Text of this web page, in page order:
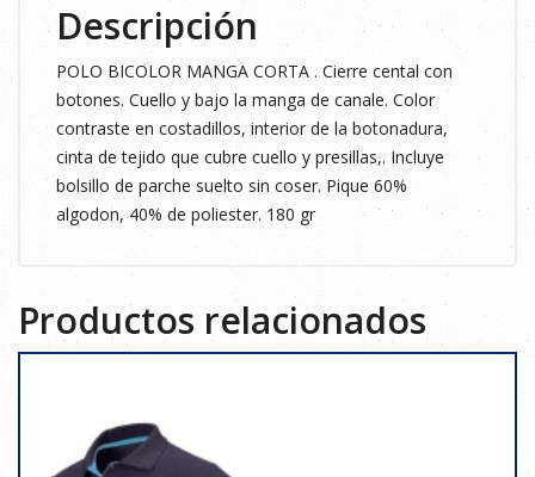
Descripción
POLO BICOLOR MANGA CORTA . Cierre cental con
botones. Cuello y bajo la manga de canale. Color
contraste en costadillos, interior de la botonadura,
cinta de tejido que cubre cuello y presillas,. Incluye
bolsillo de parche suelto sin coser. Pique 60%
algodon, 40% de poliester. 180 gr
Productos relacionados